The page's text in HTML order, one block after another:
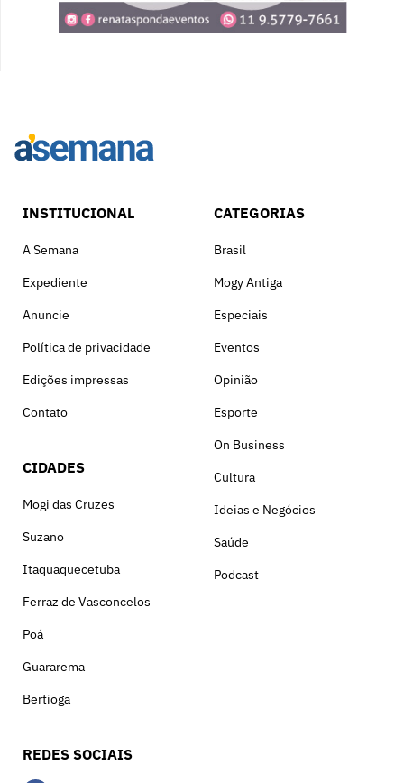
INSTITUCIONAL
A Semana
Expediente
Anuncie
Política de privacidade
Edições impressas
Contato
CIDADES
Mogi das Cruzes
Suzano
Itaquaquecetuba
Ferraz de Vasconcelos
Poá
Guararema
Bertioga
CATEGORIAS
Brasil
Mogy Antiga
Especiais
Eventos
Opinião
Esporte
On Business
Cultura
Ideias e Negócios
Saúde
Podcast
REDES SOCIAIS